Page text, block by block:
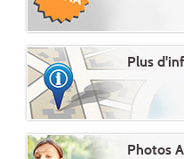
Plus
Photos